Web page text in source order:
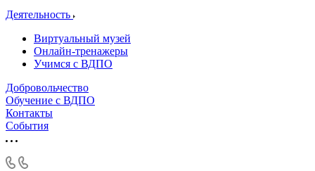
Деятельность
Виртуальный музей
Онлайн-тренажеры
Учимся с ВДПО
Добровольчество
Обучение с ВДПО
Контакты
События